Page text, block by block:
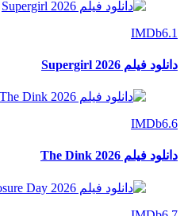
IMDb6.1
دانلود فیلم Supergirl 2026
IMDb6.6
دانلود فیلم The Dink 2026